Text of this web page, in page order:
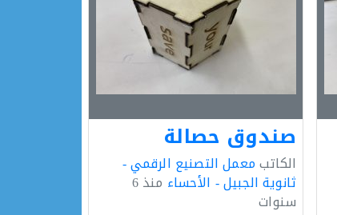
صندوق حصالة
الكاتبمعمل التصنيع الرقمي -
ثانوية الجبيل - الأحساء منذ6
سنوات